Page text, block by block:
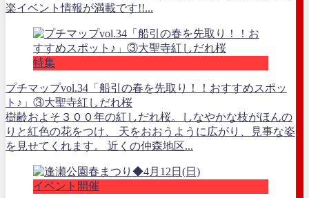
楽イベント情報が満載です!!...
特集
プチマップvol.34「船引の春を先取り！！おすすめスポッ
ト♪」③大聖寺紅しだれ桜
樹齢およそ３００年の紅しだれ桜。しなやかな枝がほんの
りと紅色の花をつけ、 天をおおうように広がり、見事な姿
を見せてくれます。 近くの仲森地区...
イベント開催